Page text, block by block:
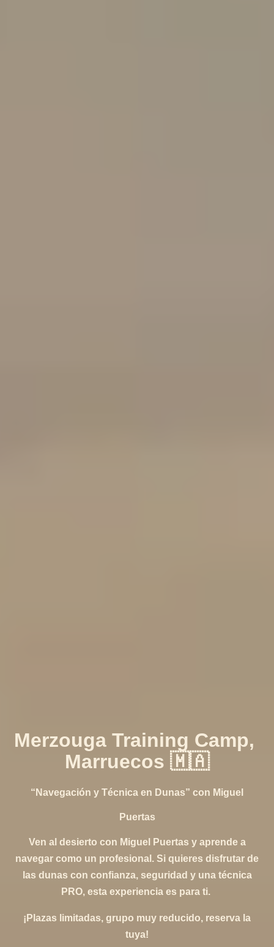
Merzouga Training Camp,
Marruecos 🇲🇦
“Navegación y Técnica en Dunas” con Miguel
Puertas
Ven al desierto con Miguel Puertas y aprende a
navegar como un profesional. Si quieres disfrutar de
las dunas con confianza, seguridad y una técnica
PRO, esta experiencia es para ti.
¡Plazas limitadas , grupo muy reducido, reserva la
tuya!